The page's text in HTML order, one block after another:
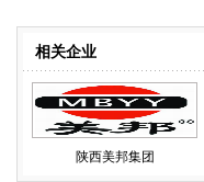
相关企业
陕西美邦集团